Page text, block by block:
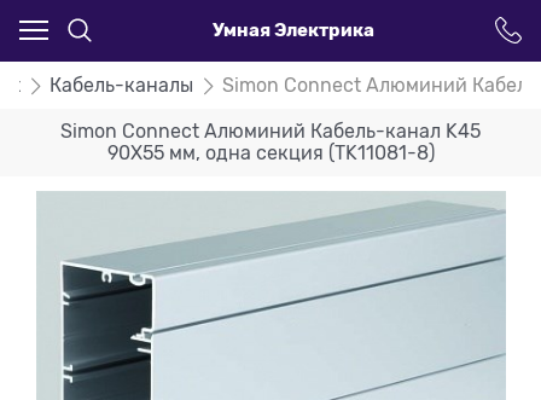
Умная Электрика
Кабель-каналы Simon Connect Алюминий
Simon Connect Алюминий Кабель-канал K45
90X55 мм, одна секция (TK11081-8)